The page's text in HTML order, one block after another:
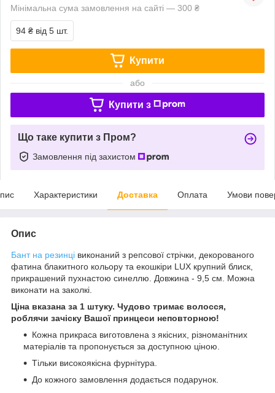
Мінімальна сума замовлення на сайті — 300 ₴
94 ₴ від 5 шт.
Купити
або
Купити з
Що таке купити з Пром?
Замовлення під захистом
Характеристики Доставка Оплата Умови
Опис
Бант на резинці виконаний з репсової стрічки, декорованого
фатина блакитного кольору та екошкіри LUX крупний блиск,
прикрашений пухнастою синеллю. Довжина - 9,5 см. Можна
виконати на заколкі.
Ціна вказана за 1 штуку. Чудово тримає волосся,
роблячи зачіску Вашої принцеси неповторною!
Кожна прикраса виготовлена з якісних, різноманітних
матеріалів та пропонується за доступною ціною.
Тільки високоякісна фурнітура.
До кожного замовлення додається подарунок.